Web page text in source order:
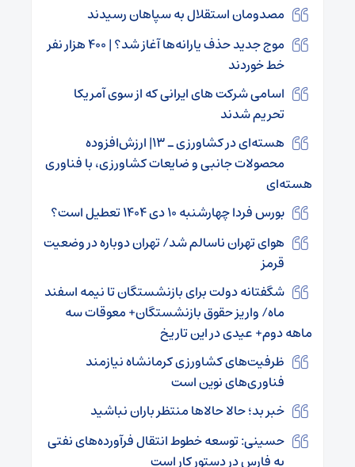
مصدومان استقلال به سپاهان رسیدند
موج جدید حذف یارانه‌ها آغاز شد؟ | ۴۰۰ هزار نفر
خط خوردند
اسامی شرکت های ایرانی که از سوی آمریکا
تحریم شدند
هسته‌ای در کشاورزی ـ ۱۳| ارزش‌افزوده
محصولات جانبی و ضایعات کشاورزی، با فناوری
هسته‌ای
بورس فردا چهارشنبه ۱۰ دی ۱۴۰۴ تعطیل است؟
هوای تهران ناسالم شد/ تهران دوباره در وضعیت
قرمز
شگفتانه دولت برای بازنشستگان تا نیمه اسفند
ماه/ واریز حقوق بازنشستگان+ معوقات سه
ماهه دوم+ عیدی در این تاریخ
ظرفیت‌های کشاورزی کرمانشاه نیازمند
فناوری‌های نوین است
خبر بد؛ حالا حالاها منتظر باران نباشید
حسینی: توسعه خطوط انتقال فرآورده‌های نفتی
به فارس در دستور کار است